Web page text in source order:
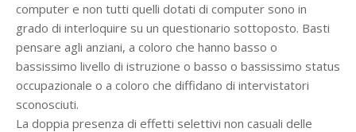
computer e non tutti quelli dotati di computer sono in
grado di interloquire su un questionario sottoposto. Basti
pensare agli anziani, a coloro che hanno basso o
bassissimo livello di istruzione o basso o bassissimo status
occupazionale o a coloro che diffidano di intervistatori
sconosciuti.
La doppia presenza di effetti selettivi non casuali delle